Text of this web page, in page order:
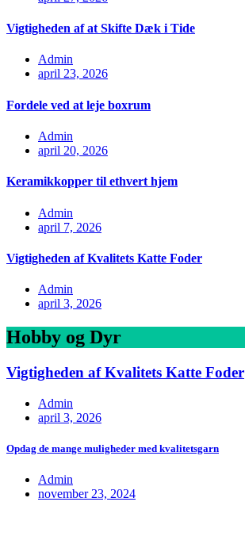
Vigtigheden af at Skifte Dæk i Tide
Admin
april 23, 2026
Fordele ved at leje boxrum
Admin
april 20, 2026
Keramikkopper til ethvert hjem
Admin
april 7, 2026
Vigtigheden af Kvalitets Katte Foder
Admin
april 3, 2026
Hobby og Dyr
Vigtigheden af Kvalitets Katte Foder
Admin
april 3, 2026
Opdag de mange muligheder med kvalitetsgarn
Admin
november 23, 2024